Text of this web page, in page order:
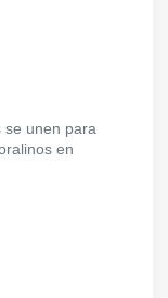
se unen para
en